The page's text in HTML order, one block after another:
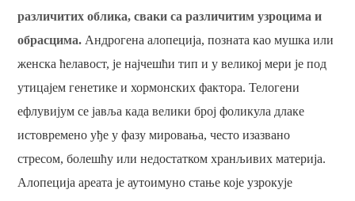
различитих облика, сваки са различитим узроцима и
обрасцима. Андрогена алопеција, позната као мушка или
женска ћелавост, је најчешћи тип и у великој мери је под
утицајем генетике и хормонских фактора. Телогени
ефлувијум се јавља када велики број фоликула длаке
истовремено уђе у фазу мировања, често изазвано
стресом, болешћу или недостатком хранљивих материја.
Алопеција ареата је аутоимуно стање које узрокује